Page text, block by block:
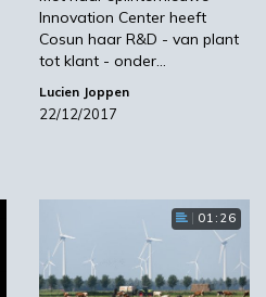
Innovation Center heeft
Cosun haar R&D - van plant
tot klant - onder…
Lucien Joppen
22/12/2017
01:26